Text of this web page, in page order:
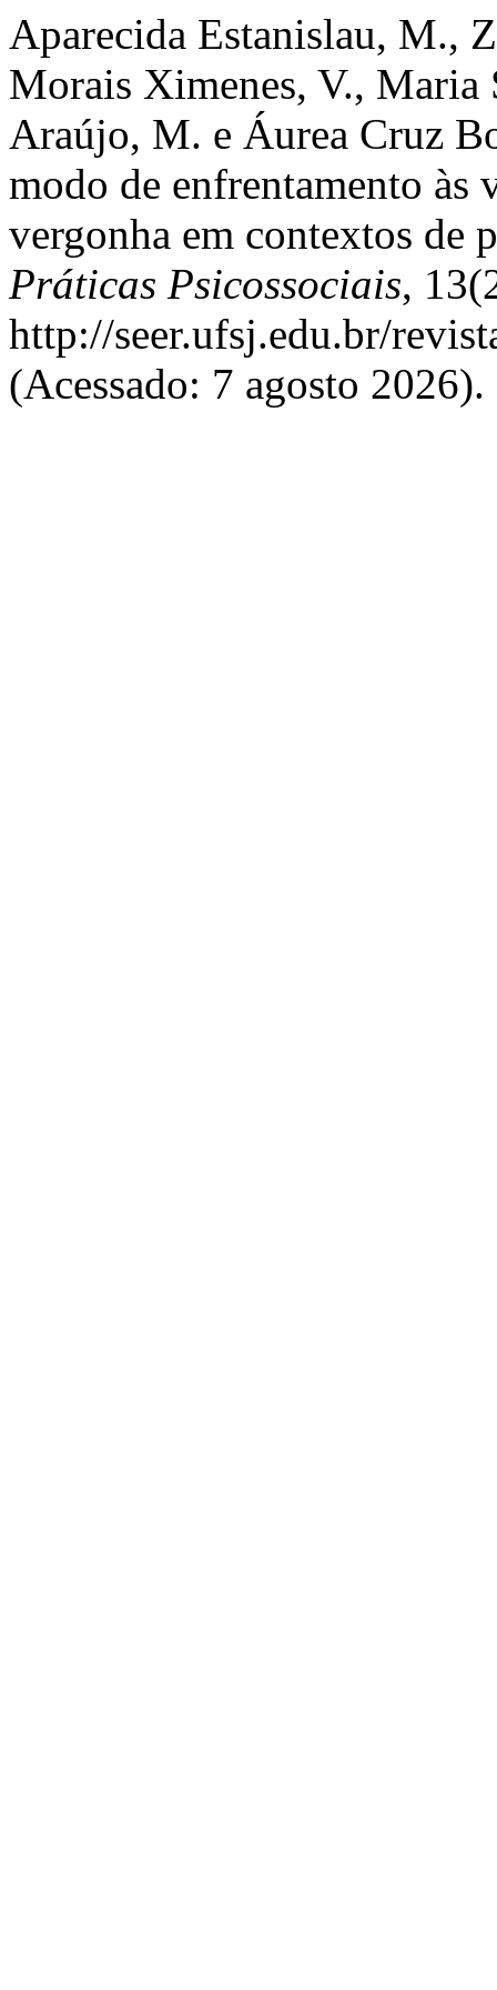
Aparecida Estanislau, M.,
Morais Ximenes, V.,
Araújo, M. e Áurea Cruz
modo de enfrentamento às
vergonha em contextos de
Práticas Psicossociais,
http://seer.ufsj.edu.br/
(Acessado: 7 agosto 2026).